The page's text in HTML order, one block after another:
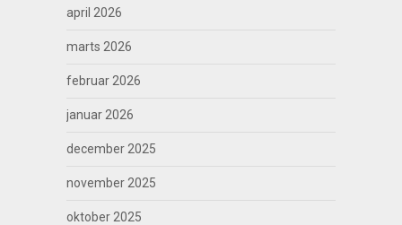
april 2026
marts 2026
februar 2026
januar 2026
december 2025
november 2025
oktober 2025